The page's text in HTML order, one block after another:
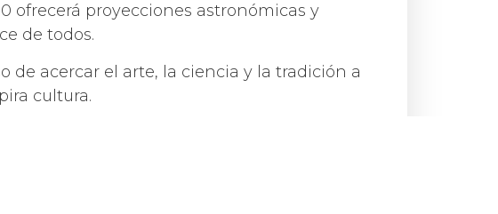
ofrecerá proyecciones astronómicas y
de todos.
de acercar el arte, la ciencia y la tradición a
cultura.